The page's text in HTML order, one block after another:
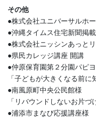
その他
●株式会社ユニバーサルホ
●沖縄タイムス住宅新聞掲載
●株式会社ニッシンあっと
●県民カレッジ講座 開講
●仲原保育園第２分園パピ
「子どもが大きくなる前
●南風原町中央公民館様
「リバウンドしないお片づ
●浦添市まなび応援講座様